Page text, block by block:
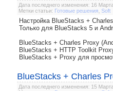
Дата последнего изменения: 16
Метки статьи: Готовые решения Soft
Настройка BlueStacks +
Только для BlueStacks 5 и
BlueStacks + Charles Proxy
BlueStacks + HTTP Toolkit
BlueStacks + Proxy для
BlueStacks + Charles
Дата последнего изменения: 15